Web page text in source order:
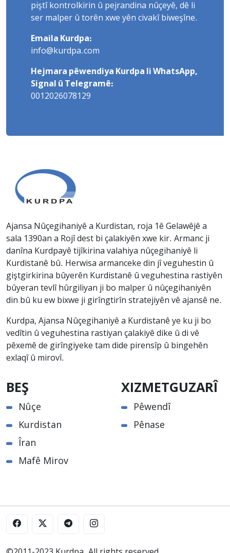
piştî kontrolkirin û pejrandina nûçeyê, dê li
ser malper û torên xwe yên civakî biweşîne.
Emaila Kurdpa:
info@kurdpa.com
Hejmara pêwendiya Kurdpa li WhatsApp,
Signal û Telegramê:
0012026078129
Ajansa Nûçegihaniyê a Kurdistan, roja 1ê Gelawêjê a
sala 1390an a Rojî dest bi çalakiyên xwe kir. Armanc ji
danîna Kurdpayê tijîkirina valahiya nûçegihaniyê li
Kurdistanê bû. Herwisa armanceke din jî veguhestin û
giştgirkirina bûyerên Kurdistanê û veguhestina rastiyên
bûyeran tevlî hûrgiliyan ji bo malper û nûçegihaniyên
din bû ku ew bixwe ji girîngtirîn stratejiyên vê ajansê ne.
Kurdpa, Ajansa Nûçegihaniyê a Kurdistanê ye ku ji bo
vedîtin û veguhestina rastiyan çalakiyê dike û di vê
pêxemê de girîngiyeke tam dide pirensîp û bingehên
exlaqî û mirovî.
BEŞ
Nûçe
Kurdistan
Îran
Mafê Mirov
XIZMETGUZARÎ
Pêwendî
Pênase